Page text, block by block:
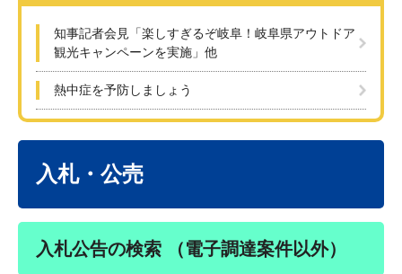
知事記者会見「楽しすぎるぞ岐阜！岐阜県アウトドア
観光キャンペーンを実施」他
熱中症を予防しましょう
入札・公売
入札公告の検索 （電子調達案件以外）